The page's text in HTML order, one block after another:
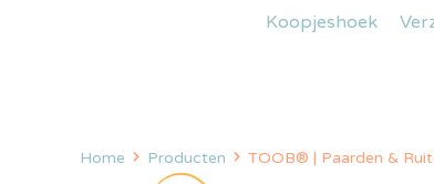
Koopjeshoek
Home Producten TOOB® | Paarden &